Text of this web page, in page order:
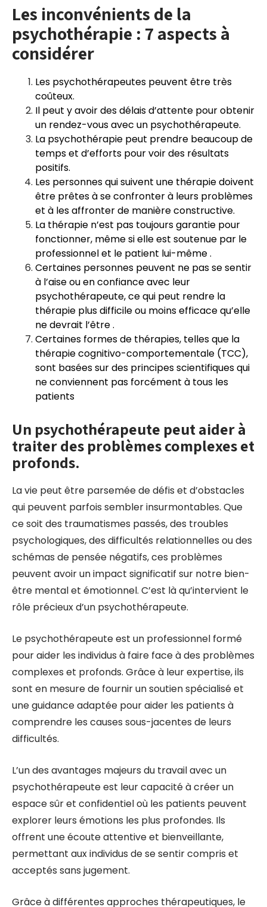
Les inconvénients de la
psychothérapie : 7 aspects à
considérer
Les psychothérapeutes peuvent être très
coûteux.
Il peut y avoir des délais d’attente pour obtenir
un rendez-vous avec un psychothérapeute.
La psychothérapie peut prendre beaucoup de
temps et d’efforts pour voir des résultats
positifs.
Les personnes qui suivent une thérapie doivent
être prêtes à se confronter à leurs problèmes
et à les affronter de manière constructive.
La thérapie n’est pas toujours garantie pour
fonctionner, même si elle est soutenue par le
professionnel et le patient lui-même .
Certaines personnes peuvent ne pas se sentir
à l’aise ou en confiance avec leur
psychothérapeute, ce qui peut rendre la
thérapie plus difficile ou moins efficace qu’elle
ne devrait l’être .
Certaines formes de thérapies, telles que la
thérapie cognitivo-comportementale (TCC),
sont basées sur des principes scientifiques qui
ne conviennent pas forcément à tous les
patients
Un psychothérapeute peut aider à
traiter des problèmes complexes et
profonds.
La vie peut être parsemée de défis et d’obstacles
qui peuvent parfois sembler insurmontables. Que
ce soit des traumatismes passés, des troubles
psychologiques, des difficultés relationnelles ou des
schémas de pensée négatifs, ces problèmes
peuvent avoir un impact significatif sur notre bien-
être mental et émotionnel. C’est là qu’intervient le
rôle précieux d’un psychothérapeute.
Le psychothérapeute est un professionnel formé
pour aider les individus à faire face à des problèmes
complexes et profonds. Grâce à leur expertise, ils
sont en mesure de fournir un soutien spécialisé et
une guidance adaptée pour aider les patients à
comprendre les causes sous-jacentes de leurs
difficultés.
L’un des avantages majeurs du travail avec un
psychothérapeute est leur capacité à créer un
espace sûr et confidentiel où les patients peuvent
explorer leurs émotions les plus profondes. Ils
offrent une écoute attentive et bienveillante,
permettant aux individus de se sentir compris et
acceptés sans jugement.
Grâce à différentes approches thérapeutiques, le